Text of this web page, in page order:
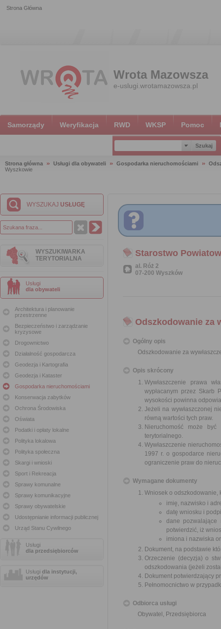
Strona Główna
Wrota Mazowsza
e-uslugi.wrotamazowsza.pl
Samorządy Weryfikacja RWD WKSP Pomoc
Strona główna Usługi dla obywateli Gospodarka nieruchomościami
Wyszkowie
WYSZUKAJ USŁUGĘ
WYSZUKIWARKA
TERYTORIALNA
Usługi
dla obywateli
Architektura i planowanie
przestrzenne
Bezpieczeństwo i zarządzanie
kryzysowe
Drogownictwo
Działalność gospodarcza
Geodezja i Kartografia
Geodezja i Kataster
Gospodarka nieruchomościami
Konserwacja zabytków
Ochrona Środowiska
Oświata
Podatki i opłaty lokalne
Polityka lokalowa
Polityka społeczna
Skargi i wnioski
Sport i Rekreacja
Sprawy komunalne
Sprawy komunikacyjne
Sprawy obywatelskie
Udostępnianie informacji publicznej
Urząd Stanu Cywilnego
Usługi
dla przedsiębiorców
Usługi dla instytucji,
urzędów
Starostwo
al. Róż 2
07-200 Wyszków
Odszkodowanie za
Ogólny opis
Odszkodowanie za
Opis skrócony
Wywłaszczenie prawa
wypłacanym przez Skarb
wysokości powinna
Jeżeli na wywłaszczonej
równą wartości tych praw.
Nieruchomość może
terytorialnego.
Wywłaszczenie
1997 r. o gospodarce
ograniczenie praw do
Wymagane dokumenty
Wniosek o odszkodowanie,
imię, nazwisko i
datę wniosku i
dane pozwalające
potwierdzić, iż
imiona i nazwiska
Dokument, na podstawie
Orzeczenie (decyzja) o
odszkodowania (jeżeli
Dokument potwierdzający
Pełnomocnictwo w
Odbiorca usługi
Obywatel, Przedsiębiorca